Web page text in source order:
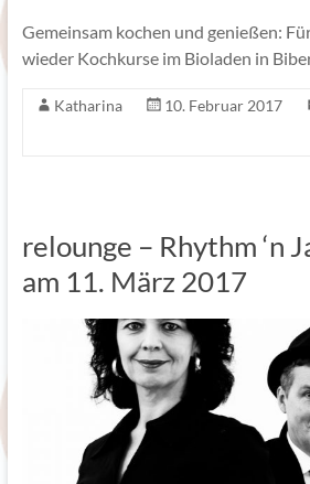
Gemeinsam kochen und genießen:
wieder Kochkurse im Bioladen in
Katharina 10. Februar 2017
relounge – Rhythm ‘n
am 11. März 2017